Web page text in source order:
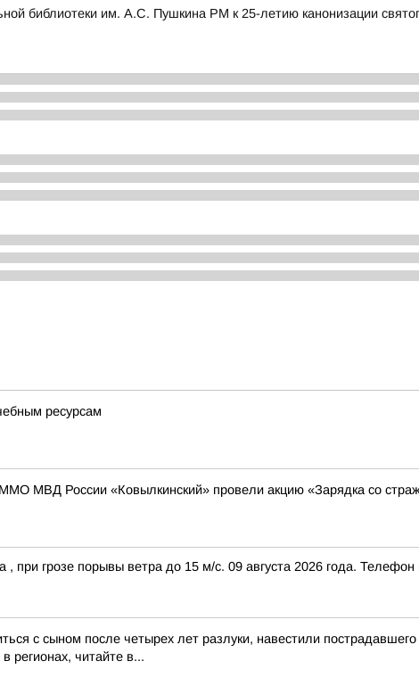
библиотеки им. А.С. Пушкина РМ к 25-летию канонизации
ресурсам
МВД России «Ковылкинский» провели акцию «Зарядка со
при грозе порывы ветра до 15 м/с. 09 августа 2026 года.
с сыном после четырех лет разлуки, навестили
регионах, читайте в...